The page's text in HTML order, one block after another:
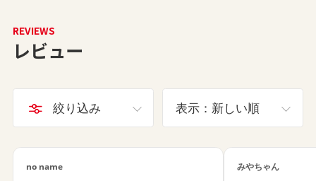
REVIEWS
レビュー
絞り込み 表示：新しい順
no name みやちゃん